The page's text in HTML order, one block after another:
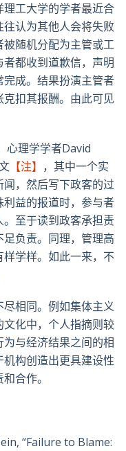
工大学的学者最近合
认为其他人会将失败
随机分配为主管或工
都收到道歉信，声明
成。结果扮演主管者
扣其报酬。由此可见
心理学学者David
【注】 ，其中一个实
，然后写下政客的过
益的报道时，参与者
至于读到政客承担责
负责。同理，管理高
学样。如此一来，不
相同。例如集体主义
化中，个人指摘则较
与经济结果之间的相
构创造出更具建设性
合作。
“Failure to Blame: